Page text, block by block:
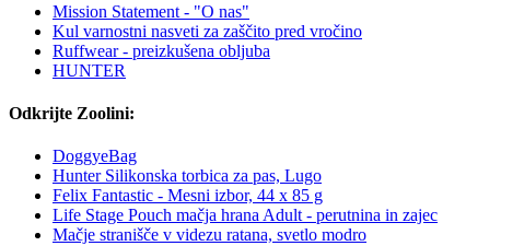
Mission Statement - "O nas"
Kul varnostni nasveti za zaščito pred vročino
Ruffwear - preizkušena obljuba
HUNTER
Odkrijte Zoolini:
DoggyeBag
Hunter Silikonska torbica za pas, Lugo
Felix Fantastic - Mesni izbor, 44 x 85 g
Life Stage Pouch mačja hrana Adult - perutnina in zajec
Mačje stranišče v videzu ratana, svetlo modro